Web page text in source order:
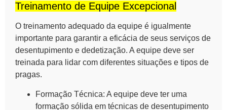
Treinamento de Equipe Excepcional
O treinamento adequado da equipe é igualmente
importante para garantir a eficácia de seus serviços de
desentupimento e dedetização. A equipe deve ser
treinada para lidar com diferentes situações e tipos de
pragas.
Formação Técnica: A equipe deve ter uma
formação sólida em técnicas de desentupimento